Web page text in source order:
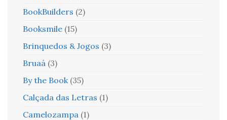
BookBuilders (2)
Booksmile (15)
Brinquedos & Jogos (3)
Bruaá (3)
By the Book (35)
Calçada das Letras (1)
Camelozampa (1)